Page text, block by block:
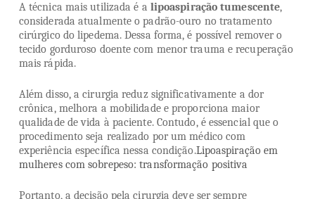
A técnica mais utilizada é a lipoaspiração tumescente,
considerada atualmente o padrão-ouro no tratamento
cirúrgico do lipedema. Dessa forma, é possível remover o
tecido gorduroso doente com menor trauma e recuperação
mais rápida.
Além disso, a cirurgia reduz significativamente a dor
crônica, melhora a mobilidade e proporciona maior
qualidade de vida à paciente. Contudo, é essencial que o
procedimento seja realizado por um médico com
experiência específica nessa condição.Lipoaspiração em
mulheres com sobrepeso: transformação positiva
Portanto, a decisão pela cirurgia deve ser sempre